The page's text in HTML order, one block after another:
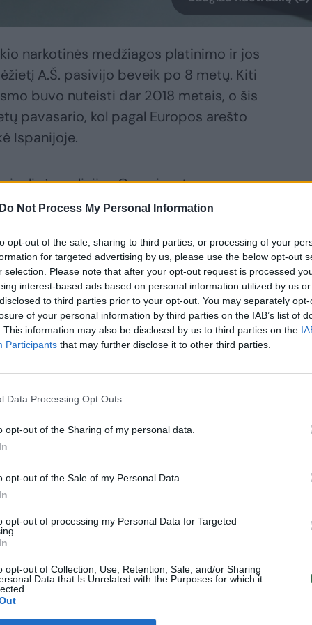
Do Not Process My Personal Information
opt-out of the sale, sharing to third parties, or processing of your
for targeted advertising by us, please use the below opt-out
selection. Please note that after your opt-out request is processed
interest-based ads based on personal information utilized by us
to third parties prior to your opt-out. You may separately
of your personal information by third parties on the IAB’s list of
This information may also be disclosed by us to third parties on the
Participants that may further disclose it to other third parties.
Data Processing Opt Outs
opt-out of the Sharing of my personal data.
opt-out of the Sale of my Personal Data.
opt-out of processing my Personal Data for Targeted
opt-out of Collection, Use, Retention, Sale, and/or Sharing
Data that Is Unrelated with the Purposes for which it
narkotinės medžiagos platinimo ir jos
A.Š. pasivijo beveik po 8 metų. Kiti
buvo nuteisti dar 2018 metais, o šis
pavasario, kol pagal Europos arešto
Ispanijoje.
policijos Organizuoto
pareigūnų akiratį grupė panevėžiečių
kad jie galimai užsiima narkotinių
į Lietuvą ir jų platinimu, buvo
pareigūnai nustatė, kad grupė
skrisdavo į Ispaniją, ten juodojoje
– kanapių. Kvaišalai buvo
kilogramų. Grupuotės nariai atgal į
kanapes veždamiesi
narkotikai buvo slepiami
Grupuotė turėjo nuolatinių kvaišalų
iš įtariamųjų – A.Š. – pasislėpė.
jo paieška, vėliau Generalinėje
arešto orderis. Nuo tyrimą atliekančių
atžvilgiu ikiteisminis tyrimas buvo